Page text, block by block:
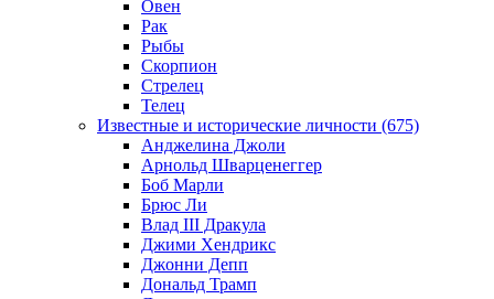
Овен
Рак
Рыбы
Скорпион
Стрелец
Телец
Известные и исторические личности (675)
Анджелина Джоли
Арнольд Шварценеггер
Боб Марли
Брюс Ли
Влад III Дракула
Джими Хендрикс
Джонни Депп
Дональд Трамп